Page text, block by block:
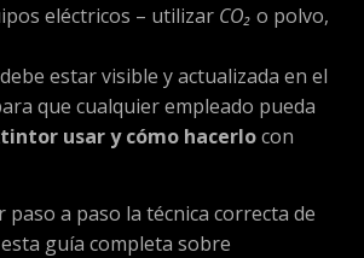
eléctricos – utilizar CO₂ o polvo,
estar visible y actualizada en el
que cualquier empleado pueda
usar y cómo hacerlocon
paso a paso la técnica correcta de
guía completa sobre